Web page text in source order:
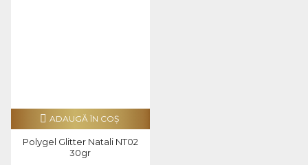
Polygel Glitter Natali NT02
30gr
ADAUGĂ ÎN COŞ